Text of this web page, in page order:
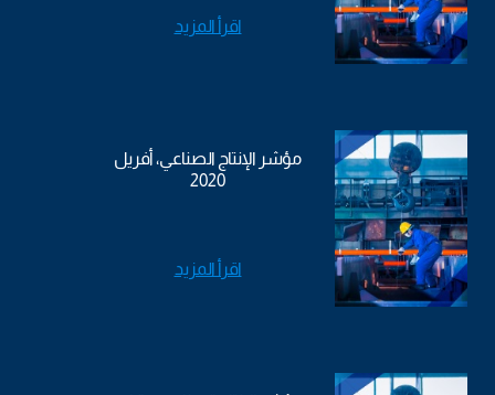
اقرأ المزيد
مؤشر الإنتاج الصناعي، أفريل
2020
اقرأ المزيد